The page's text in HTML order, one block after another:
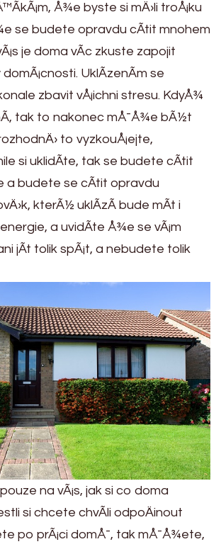
Å¾e byste si mÄ›li troÅ¡ku
se budete opravdu cÃ­tit mnohem
je doma vÃ­c zkuste zapojit
domÃ¡cnosti. UklÃ­zenÃ­m se
zbavit vÅ¡ichni stresu. KdyÅ¾
tak to nakonec mÅ¯Å¾e bÃ½t
to vyzkouÅ¡ejte,
si uklidÃ­te, tak se budete cÃ­tit
a budete se cÃ­tit opravdu
kterÃ½ uklÃ­zÃ­ bude mÃ­t i
a uvidÃ­te Å¾e se vÃ¡m
jÃ­t tolik spÃ¡t, a nebudete tolik
na vÃ¡s, jak si co doma
si chcete chvÃ­li odpoÄinout
po prÃ¡ci domÅ¯, tak mÅ¯Å¾ete,